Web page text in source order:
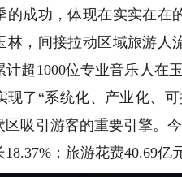
功，体现在实实在在的
林，间接拉动区域旅游人
计超1000位专业音乐人在
现了“系统化、产业化、
区吸引游客的重要引擎。
；旅游花费40.69亿